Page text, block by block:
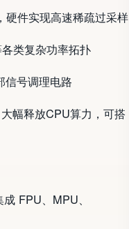
件实现高速稀疏过采样
类复杂功率拓扑
信号调理电路
幅释放CPU算力，可搭
FPU、MPU、